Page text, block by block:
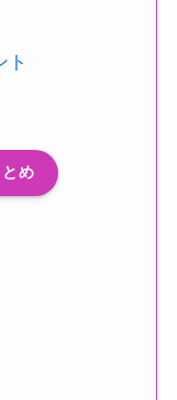
ト
め